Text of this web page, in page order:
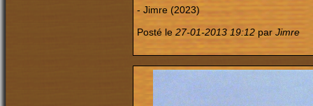
- Jimre (2023)
Posté le 27-01-2013 19:12 par Jimre